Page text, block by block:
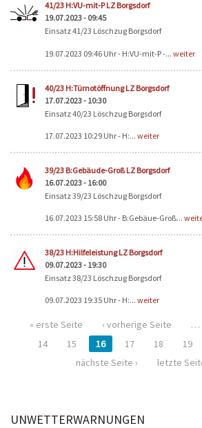
41/23 H:VU-mit-P LZ Borgsdorf
19.07.2023 - 09:45
Einsatz 41/23 Löschzug Borgsdorf
19.07.2023 09:46 Uhr - H:VU-mit-P -... weiter
40/23 H:Türnotöffnung LZ Borgsdorf
17.07.2023 - 10:30
Einsatz 40/23 Löschzug Borgsdorf
17.07.2023 10:29 Uhr - H:... weiter
39/23 B:Gebäude-Groß LZ Borgsdorf
16.07.2023 - 16:00
Einsatz 39/23 Löschzug Borgsdorf
16.07.2023 15:58 Uhr - B:Gebäue-Groß...
38/23 H:Hilfeleistung LZ Borgsdorf
09.07.2023 - 19:30
Einsatz 38/23 Löschzug Borgsdorf
09.07.2023 19:35 Uhr - H:... weiter
« erste Seite ‹ vorherige Seite …
14
15 16 17 18 19
nächste Seite ›
letzte
UNWETTERWARNUNGEN